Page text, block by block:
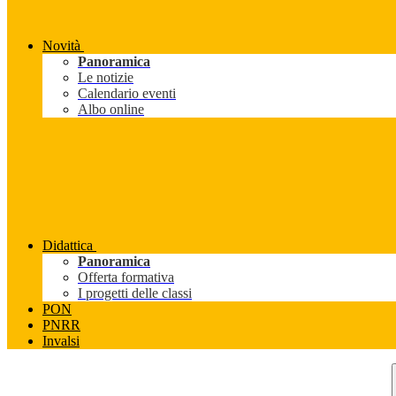
Novità
Panoramica
Le notizie
Calendario eventi
Albo online
Didattica
Panoramica
Offerta formativa
I progetti delle classi
PON
PNRR
Invalsi